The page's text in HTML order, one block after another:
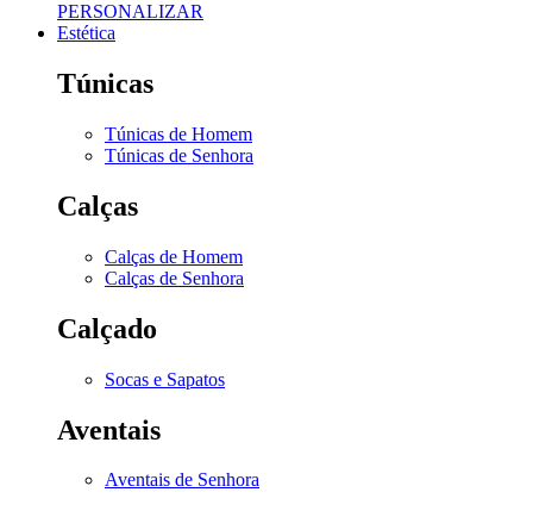
PERSONALIZAR
Estética
Túnicas
Túnicas de Homem
Túnicas de Senhora
Calças
Calças de Homem
Calças de Senhora
Calçado
Socas e Sapatos
Aventais
Aventais de Senhora